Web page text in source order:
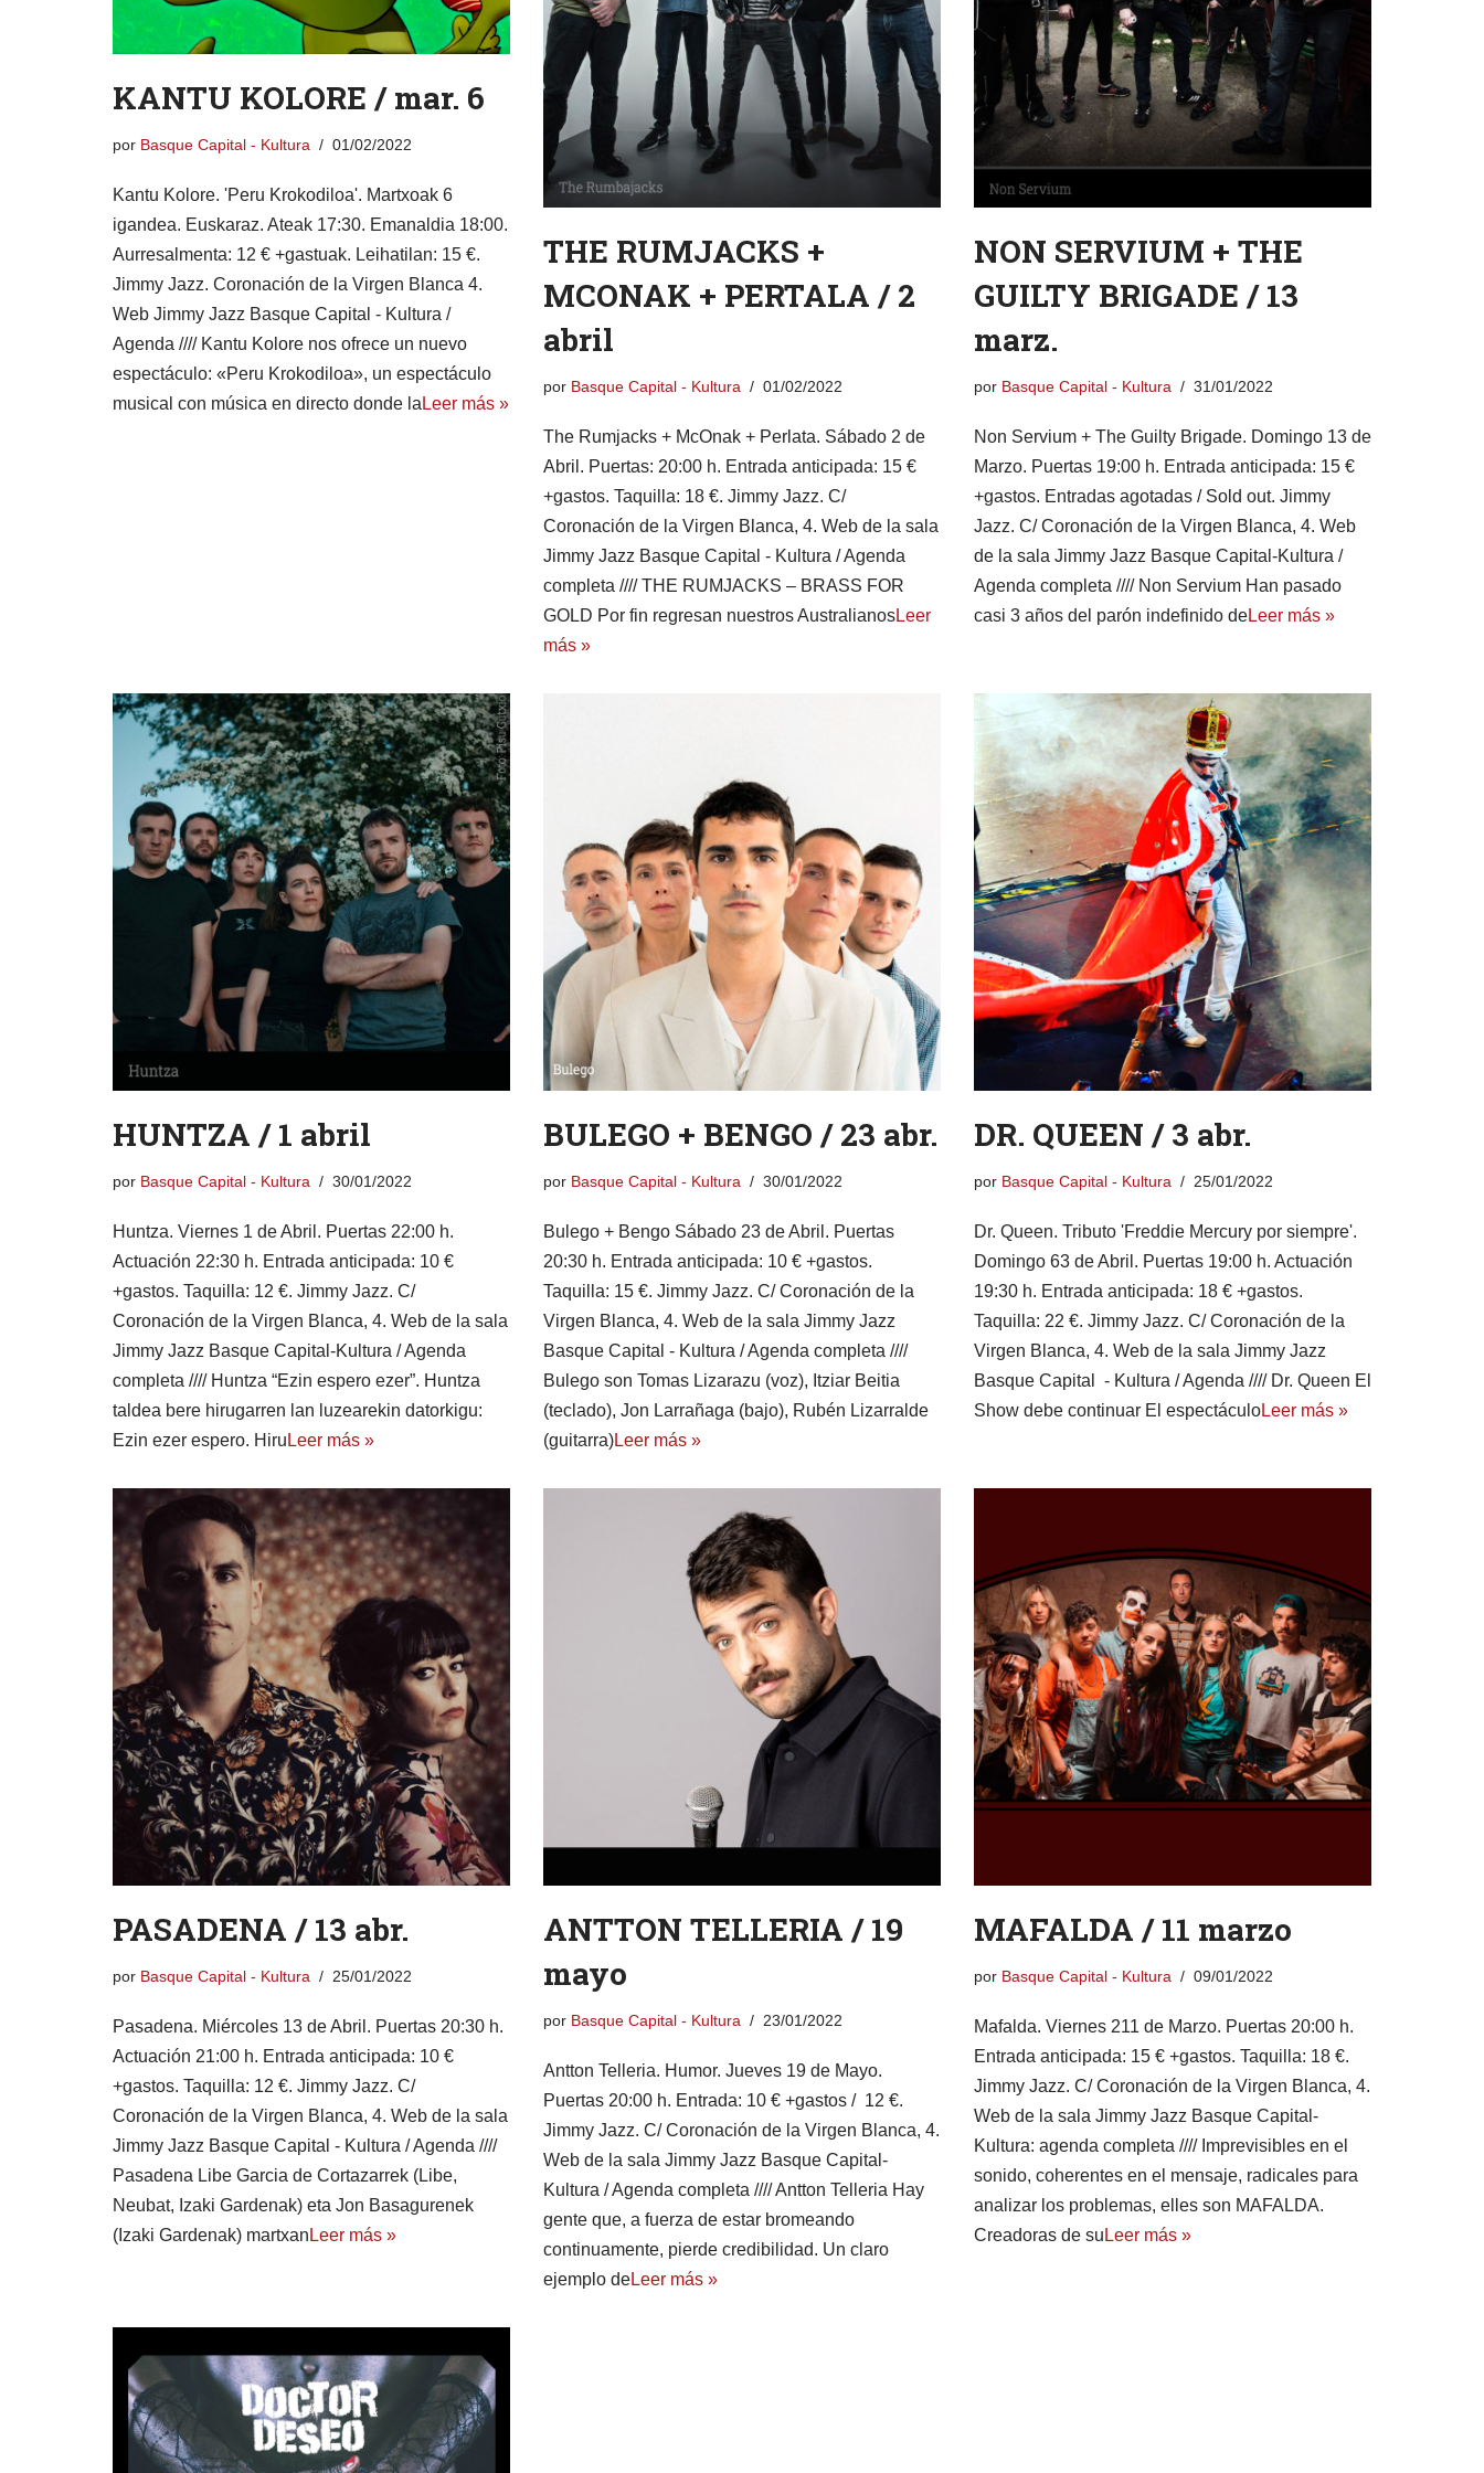
KANTU KOLORE / mar. 6
por Basque Capital - Kultura 01/02/2022
Kantu Kolore. 'Peru Krokodiloa'. Martxoak 6
igandea. Euskaraz. Ateak 17:30. Emanaldia 18:00.
Aurresalmenta: 12 € +gastuak. Leihatilan: 15 €.
Jimmy Jazz. Coronación de la Virgen Blanca 4.
Web Jimmy Jazz Basque Capital - Kultura /
Agenda //// Kantu Kolore nos ofrece un nuevo
espectáculo: «Peru Krokodiloa», un espectáculo
musical con música en directo donde laLeer más »
THE RUMJACKS +
MCONAK + PERTALA / 2
abril
por Basque Capital - Kultura 01/02/2022
The Rumjacks + McOnak + Perlata. Sábado 2 de
Abril. Puertas: 20:00 h. Entrada anticipada: 15 €
+gastos. Taquilla: 18 €. Jimmy Jazz. C/
Coronación de la Virgen Blanca, 4. Web de la sala
Jimmy Jazz Basque Capital - Kultura / Agenda
completa //// THE RUMJACKS – BRASS FOR
GOLD Por fin regresan nuestros AustralianosLeer
más »
NON SERVIUM + THE
GUILTY BRIGADE / 13
marz.
por Basque Capital - Kultura 31/01/2022
Non Servium + The Guilty Brigade. Domingo 13 de
Marzo. Puertas 19:00 h. Entrada anticipada: 15 €
+gastos. Entradas agotadas / Sold out. Jimmy
Jazz. C/ Coronación de la Virgen Blanca, 4. Web
de la sala Jimmy Jazz Basque Capital-Kultura /
Agenda completa //// Non Servium Han pasado
casi 3 años del parón indefinido deLeer más »
HUNTZA / 1 abril
por Basque Capital - Kultura 30/01/2022
Huntza. Viernes 1 de Abril. Puertas 22:00 h.
Actuación 22:30 h. Entrada anticipada: 10 €
+gastos. Taquilla: 12 €. Jimmy Jazz. C/
Coronación de la Virgen Blanca, 4. Web de la sala
Jimmy Jazz Basque Capital-Kultura / Agenda
completa //// Huntza “Ezin espero ezer”. Huntza
taldea bere hirugarren lan luzearekin datorkigu:
Ezin ezer espero. Hiru Leer más »
BULEGO + BENGO / 23 abr.
por Basque Capital - Kultura 30/01/2022
Bulego + Bengo Sábado 23 de Abril. Puertas
20:30 h. Entrada anticipada: 10 € +gastos.
Taquilla: 15 €. Jimmy Jazz. C/ Coronación de la
Virgen Blanca, 4. Web de la sala Jimmy Jazz
Basque Capital - Kultura / Agenda completa ////
Bulego son Tomas Lizarazu (voz), Itziar Beitia
(teclado), Jon Larrañaga (bajo), Rubén Lizarralde
(guitarra)Leer más »
DR. QUEEN / 3 abr.
por Basque Capital - Kultura 25/01/2022
Dr. Queen. Tributo 'Freddie Mercury por siempre'.
Domingo 63 de Abril. Puertas 19:00 h. Actuación
19:30 h. Entrada anticipada: 18 € +gastos.
Taquilla: 22 €. Jimmy Jazz. C/ Coronación de la
Virgen Blanca, 4. Web de la sala Jimmy Jazz
Basque Capital - Kultura / Agenda //// Dr. Queen El
Show debe continuar El espectáculoLeer más »
PASADENA / 13 abr.
por Basque Capital - Kultura 25/01/2022
Pasadena. Miércoles 13 de Abril. Puertas 20:30 h.
Actuación 21:00 h. Entrada anticipada: 10 €
+gastos. Taquilla: 12 €. Jimmy Jazz. C/
Coronación de la Virgen Blanca, 4. Web de la sala
Jimmy Jazz Basque Capital - Kultura / Agenda ////
Pasadena Libe Garcia de Cortazarrek (Libe,
Neubat, Izaki Gardenak) eta Jon Basagurenek
(Izaki Gardenak) martxan Leer más »
ANTTON TELLERIA / 19
mayo
por Basque Capital - Kultura 23/01/2022
Antton Telleria. Humor. Jueves 19 de Mayo.
Puertas 20:00 h. Entrada: 10 € +gastos / 12 €.
Jimmy Jazz. C/ Coronación de la Virgen Blanca, 4.
Web de la sala Jimmy Jazz Basque Capital-
Kultura / Agenda completa //// Antton Telleria Hay
gente que, a fuerza de estar bromeando
continuamente, pierde credibilidad. Un claro
ejemplo deLeer más »
MAFALDA / 11 marzo
por Basque Capital - Kultura 09/01/2022
Mafalda. Viernes 211 de Marzo. Puertas 20:00 h.
Entrada anticipada: 15 € +gastos. Taquilla: 18 €.
Jimmy Jazz. C/ Coronación de la Virgen Blanca, 4.
Web de la sala Jimmy Jazz Basque Capital-
Kultura: agenda completa //// Imprevisibles en el
sonido, coherentes en el mensaje, radicales para
analizar los problemas, elles son MAFALDA.
Creadoras de su Leer más »